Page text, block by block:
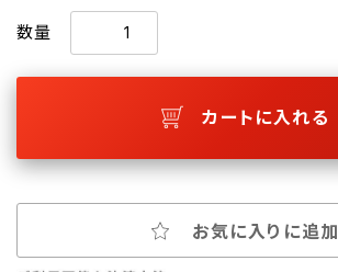
数量
カートに入れる
お気に入りに追加